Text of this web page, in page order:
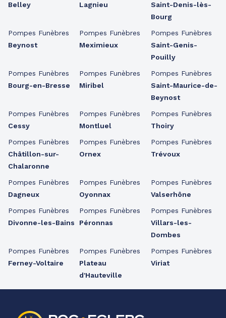
Belley
Pompes Funèbres
Beynost
Pompes Funèbres
Bourg-en-Bresse
Pompes Funèbres
Cessy
Pompes Funèbres
Châtillon-sur-
Chalaronne
Pompes Funèbres
Dagneux
Pompes Funèbres
Divonne-les-Bains
Pompes Funèbres
Ferney-Voltaire
Lagnieu
Pompes Funèbres
Meximieux
Pompes Funèbres
Miribel
Pompes Funèbres
Montluel
Pompes Funèbres
Ornex
Pompes Funèbres
Oyonnax
Pompes Funèbres
Péronnas
Pompes Funèbres
Plateau
d'Hauteville
Saint-Denis-lès-
Bourg
Pompes Funèbres
Saint-Genis-
Pouilly
Pompes Funèbres
Saint-Maurice-de-
Beynost
Pompes Funèbres
Thoiry
Pompes Funèbres
Trévoux
Pompes Funèbres
Valserhône
Pompes Funèbres
Villars-les-
Dombes
Pompes Funèbres
Viriat